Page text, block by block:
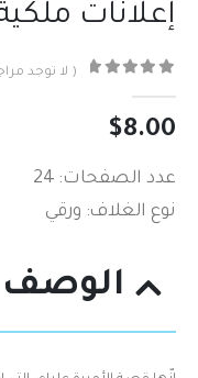
إعلانات
( لا توجد
$8.00
عدد الصفحات: 24
نوع الغلاف: ورقي
الوصف